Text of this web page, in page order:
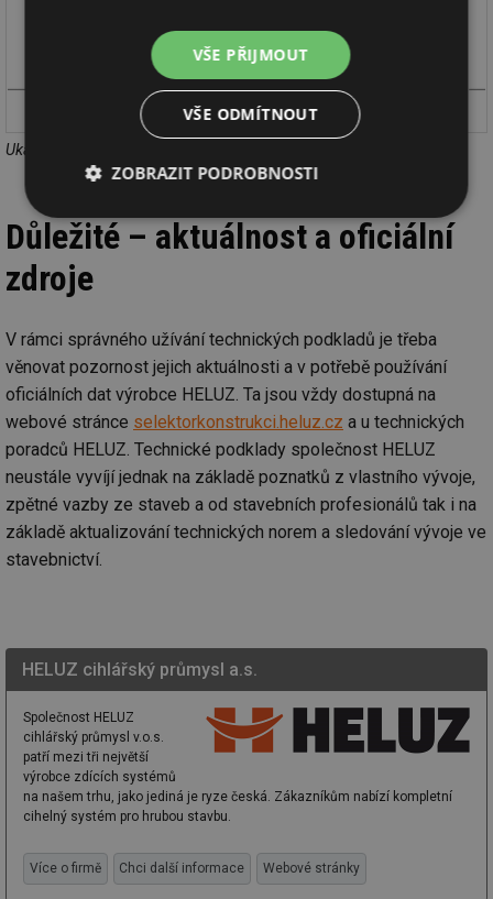
Ukázkový kladecí plán vč. kót (REVIT)
Důležité – aktuálnost a oficiální
zdroje
V rámci správného užívání technických podkladů je třeba
věnovat pozornost jejich aktuálnosti a v potřebě používání
oficiálních dat výrobce HELUZ. Ta jsou vždy dostupná na
webové stránce selektorkonstrukci.heluz.cz a u technických
poradců HELUZ. Technické podklady společnost HELUZ
neustále vyvíjí jednak na základě poznatků z vlastního vývoje,
zpětné vazby ze staveb a od stavebních profesionálů tak i na
základě aktualizování technických norem a sledování vývoje ve
stavebnictví.
HELUZ cihlářský průmysl a.s.
Společnost HELUZ
cihlářský průmysl v.o.s.
patří mezi tři největší
výrobce zdících systémů
na našem trhu, jako jediná je ryze česká. Zákazníkům nabízí kompletní
cihelný systém pro hrubou stavbu.
Více o firmě Chci další informace Webové stránky
VŠE PŘIJMOUT
VŠE ODMÍTNOUT
ZOBRAZIT PODROBNOSTI
Nezbytně
nutné
Výkonové
soubory
Soubory
cílení
Funkční soubory
Nezařazené
soubory
Nezbytně nutné soubory
Výkonové soubory
uživatele a správa účtu. Webové stránky nelze bez
nezbytně nutných souborů cookie správně používat.
Název
Doména
Vyprší
g_state
.forum.tzb-
Zavřením
g_csrf_token
konference.tzb-